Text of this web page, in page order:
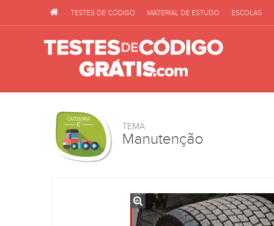
TESTES DE CÓDIGO MATERIAL DE ESTUDO ESCOLAS
TEMA
Manutenção